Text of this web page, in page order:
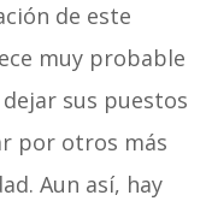
de este
muy probable
sus puestos
por otros más
Aun así, hay